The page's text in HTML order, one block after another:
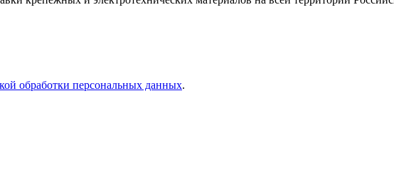
обработки персональных данных.